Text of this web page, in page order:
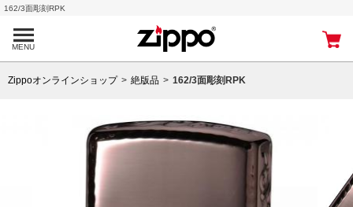
162/3面彫刻RPK
MENU
Zippoオンラインショップ 絶版品 162/3面彫刻RPK